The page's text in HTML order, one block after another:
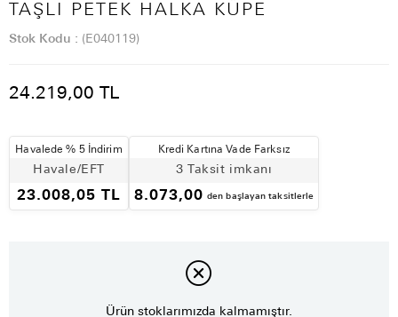
TAŞLI PETEK HALKA KÜPE
Stok Kodu (E040119)
24.219,00 TL
Havalede % 5 İndirim
Havale/EFT
23.008,05 TL
Kredi Kartına Vade Farksız
3 Taksit imkanı
8.073,00 den başlayan taksitlerle
Ürün stoklarımızda kalmamıştır.